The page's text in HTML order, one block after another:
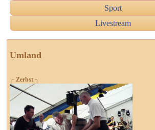
Sport
Livestream
Umland
┌ Zerbst ┐